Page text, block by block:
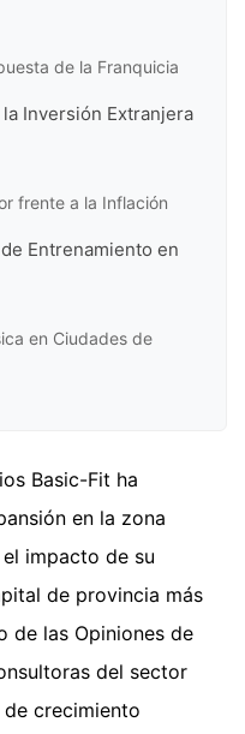
de la Franquicia
Inversión Extranjera
frente a la Inflación
Entrenamiento en
en Ciudades de
Basic-Fit ha
en la zona
impacto de su
de provincia más
de las Opiniones de
del sector
crecimiento